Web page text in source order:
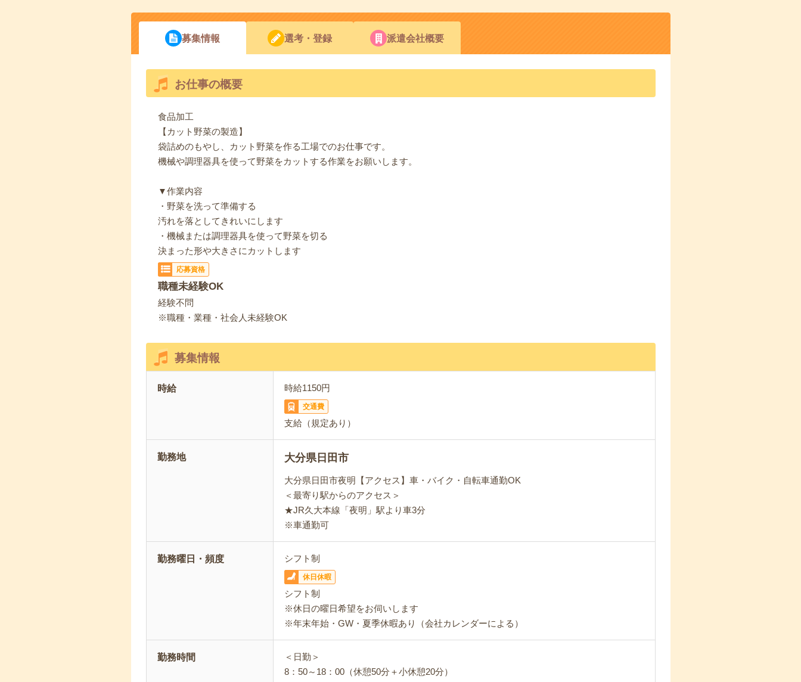
募集情報 選考・登録 派遣会社概要
お仕事の概要
食品加工
【カット野菜の製造】
袋詰めのもやし、カット野菜を作る工場でのお仕事です。
機械や調理器具を使って野菜をカットする作業をお願いします。
▼作業内容
・野菜を洗って準備する
汚れを落としてきれいにします
・機械または調理器具を使って野菜を切る
決まった形や大きさにカットします
応募資格
職種未経験OK
経験不問
※職種・業種・社会人未経験OK
募集情報
時給 時給1150円
交通費
支給（規定あり）
勤務地 大分県日田市
大分県日田市夜明【アクセス】車・バイク・自転車通勤OK
＜最寄り駅からのアクセス＞
★JR久大本線「夜明」駅より車3分
※車通勤可
勤務曜日・頻度 シフト制
休日休暇
シフト制
※休日の曜日希望をお伺いします
※年末年始・GW・夏季休暇あり（会社カレンダーによる）
勤務時間
＜日勤＞
8：50～18：00（休憩50分＋小休憩20分）